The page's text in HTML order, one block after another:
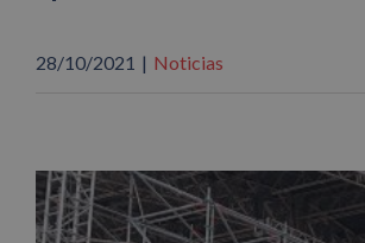
28/10/2021 | Noticias